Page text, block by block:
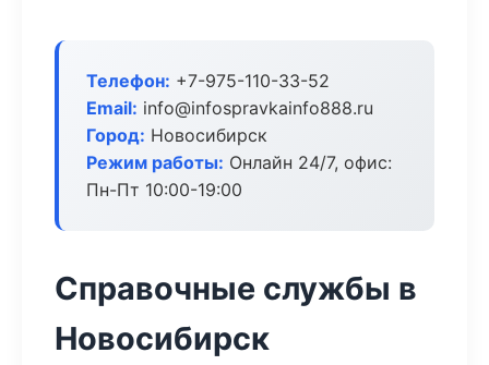
Телефон: +7-975-110-33-52
Email: info@infospravkainfo888.ru
Город: Новосибирск
Режим работы: Онлайн 24/7, офис:
Пн-Пт 10:00-19:00
Справочные службы в
Новосибирск